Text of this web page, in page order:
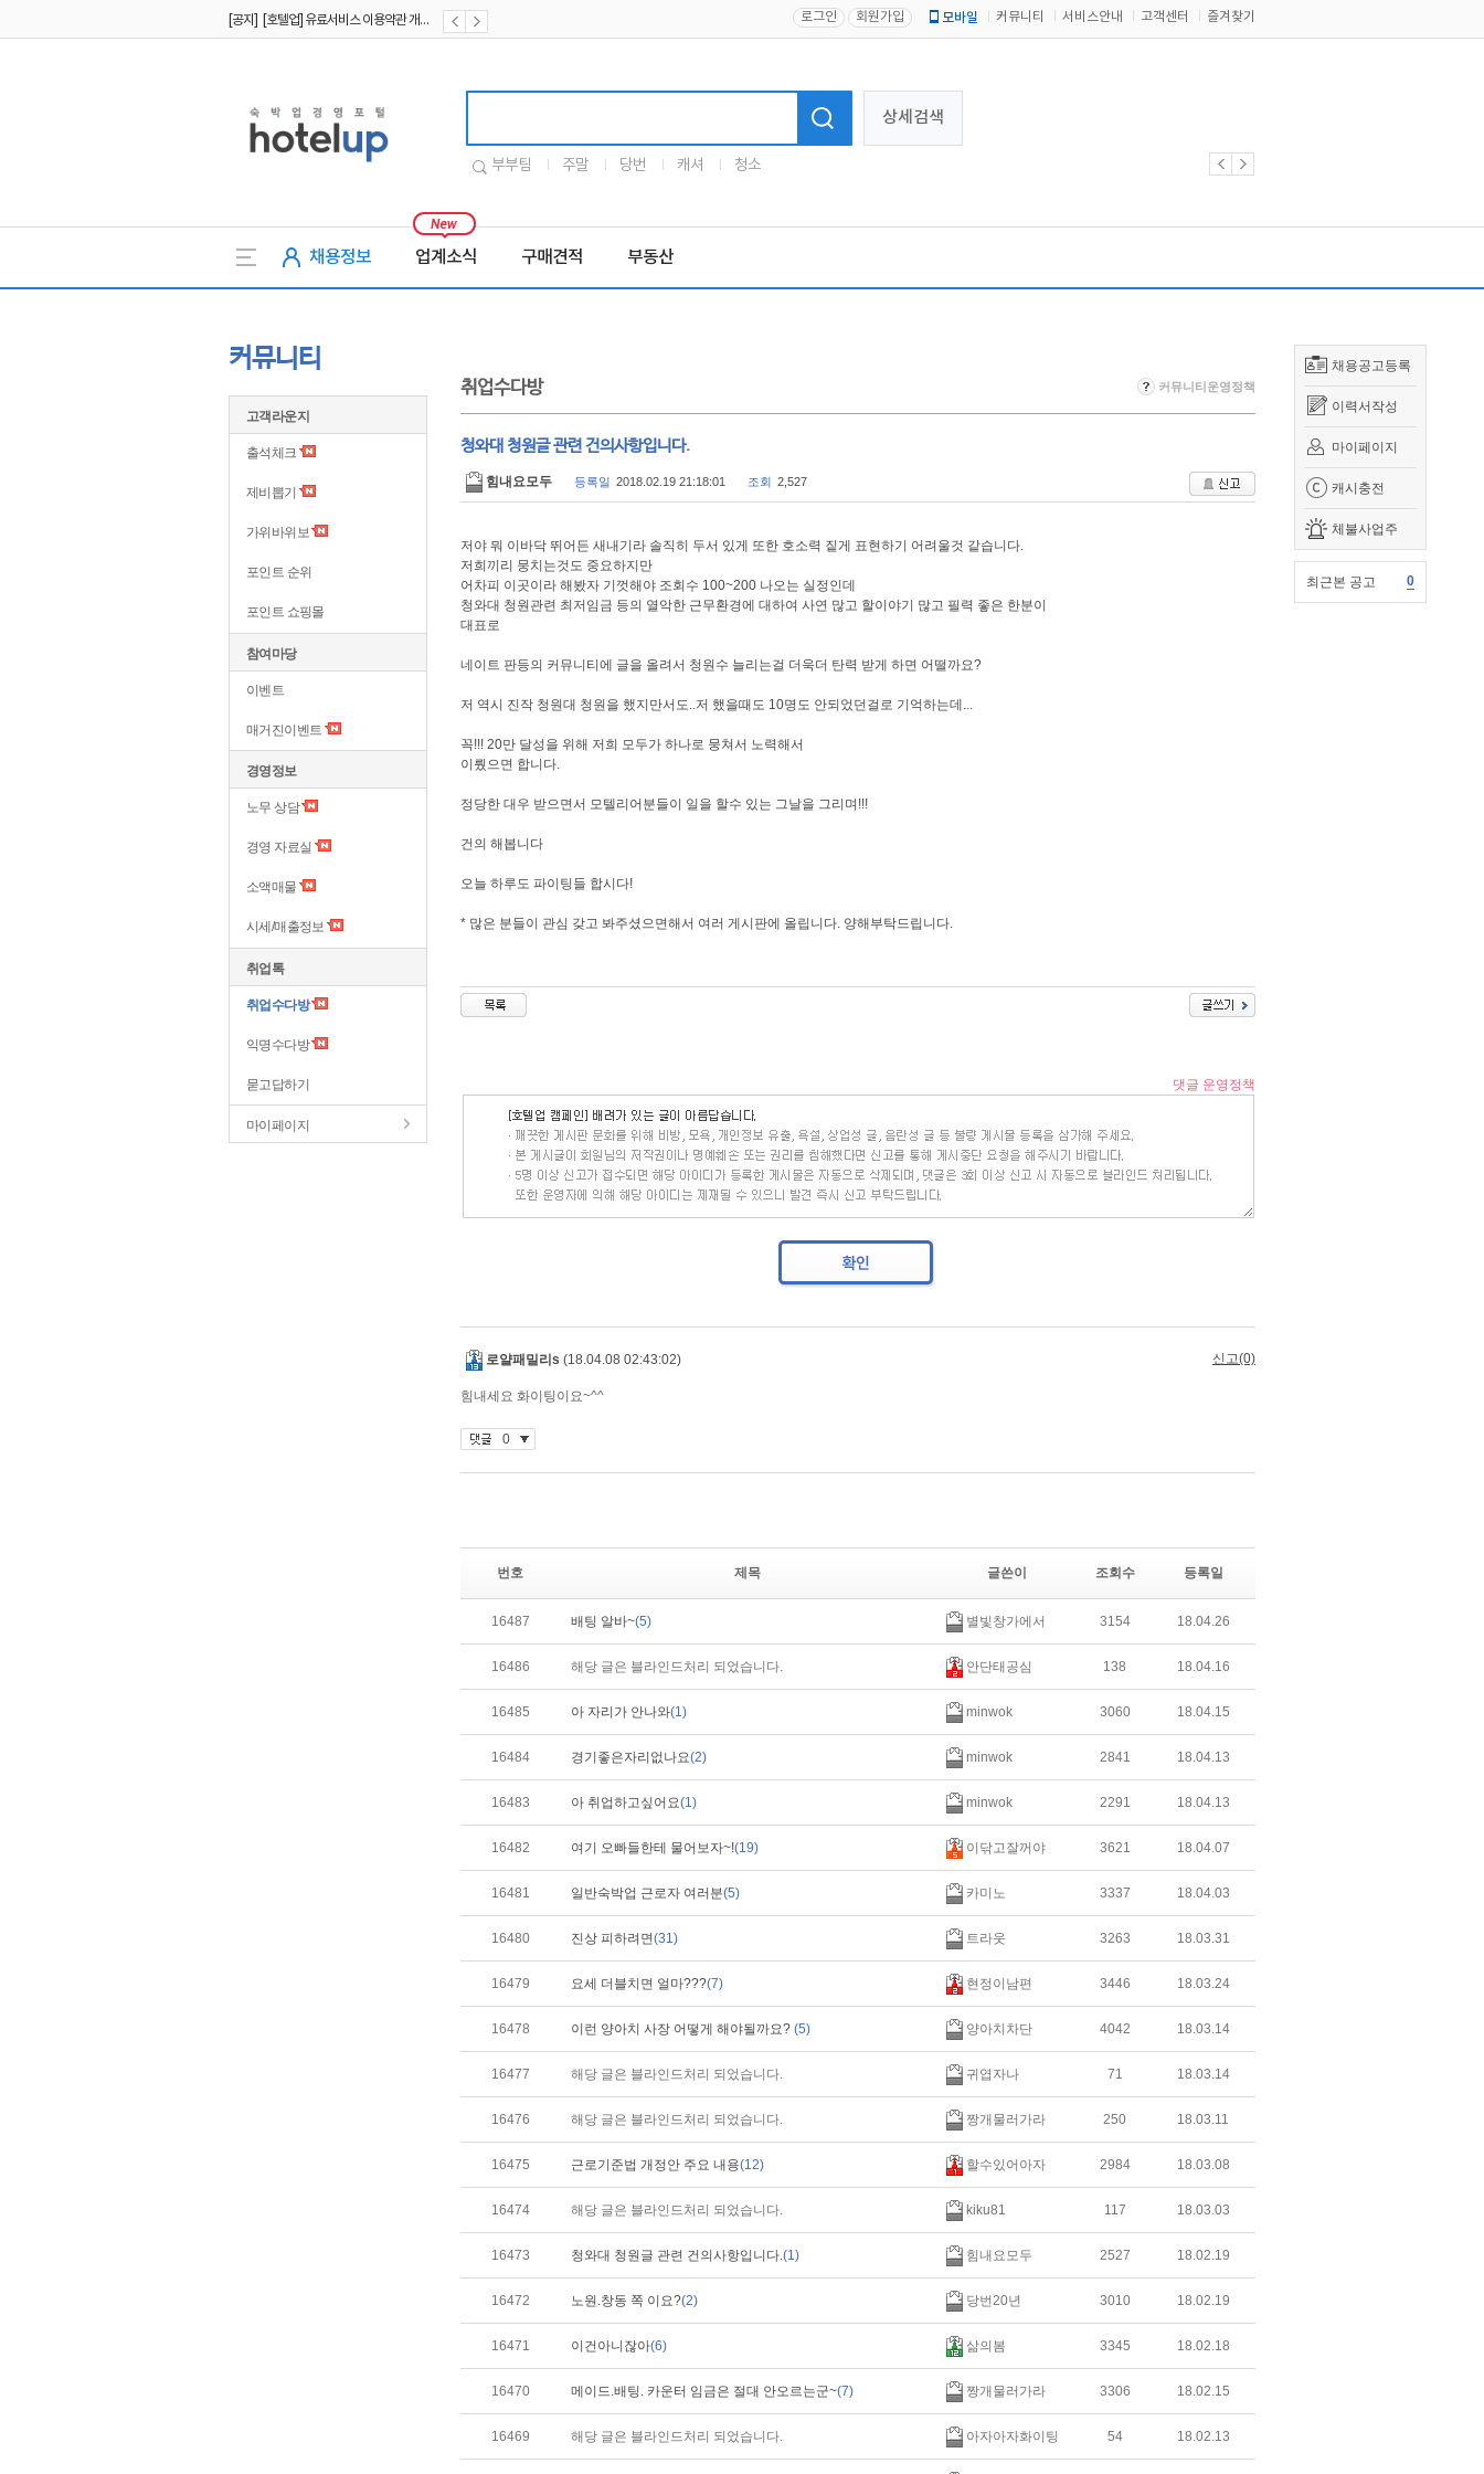
[공지] [호텔업] 유료서비스 이용약관 개정본2 (19.09.02) 로그인 회원가입 모바일 커뮤니티 서비스안내 고객센터 즐겨찾기
상세검색
부부팀 주말 당번 캐셔 청소
채용정보 업계소식 구매견적 부동산
채용공고등록
이력서작성
마이페이지
캐시충전
체불사업주
최근본 공고 0
커뮤니티
고객라운지
출석체크
제비뽑기
가위바위보
포인트 순위
포인트 쇼핑몰
참여마당
이벤트
매거진이벤트
경영정보
노무 상담
경영 자료실
소액매물
시세/매출정보
취업톡
취업수다방
익명수다방
묻고답하기
마이페이지
취업수다방 커뮤니티운영정책
청와대 청원글 관련 건의사항입니다.
힘내요모두 등록일 2018.02.19 21:18:01 조회 2,527
저야 뭐 이바닥 뛰어든 새내기라 솔직히 두서 있게 또한 호소력 짙게 표현하기 어려울것 같습니다.
저희끼리 뭉치는것도 중요하지만
어차피 이곳이라 해봤자 기껏해야 조회수 100~200 나오는 실정인데
청와대 청원관련 최저임금 등의 열악한 근무환경에 대하여 사연 많고 할이야기 많고 필력 좋은 한분이
대표로
네이트 판등의 커뮤니티에 글을 올려서 청원수 늘리는걸 더욱더 탄력 받게 하면 어떨까요?
저 역시 진작 청원대 청원을 했지만서도..저 했을때도 10명도 안되었던걸로 기억하는데...
꼭!!! 20만 달성을 위해 저희 모두가 하나로 뭉쳐서 노력해서
이뤘으면 합니다.
정당한 대우 받으면서 모텔리어분들이 일을 할수 있는 그날을 그리며!!!
건의 해봅니다
오늘 하루도 파이팅들 합시다!
* 많은 분들이 관심 갖고 봐주셨으면해서 여러 게시판에 올립니다. 양해부탁드립니다.
번호 제목 글쓴이 조회수 등록일
16487 배팅 알바~(5) 별빛창가에서 3154 18.04.26
16486 해당 글은 블라인드처리 되었습니다. 안단태공심 138 18.04.16
16485 아 자리가 안나와(1) minwok 3060 18.04.15
16484 경기좋은자리없나요(2) minwok 2841 18.04.13
16483 아 취업하고싶어요(1) minwok 2291 18.04.13
16482 여기 오빠들한테 물어보자~!(19) 이닦고잘꺼야 3621 18.04.07
16481 일반숙박업 근로자 여러분(5) 카미노 3337 18.04.03
16480 진상 피하려면(31) 트라웃 3263 18.03.31
16479 요세 더블치면 얼마???(7) 현정이남편 3446 18.03.24
16478 이런 양아치 사장 어떻게 해야될까요? (5) 양아치차단 4042 18.03.14
16477 해당 글은 블라인드처리 되었습니다. 귀엽자나 71 18.03.14
16476 해당 글은 블라인드처리 되었습니다. 짱개물러가라 250 18.03.11
16475 근로기준법 개정안 주요 내용(12) 할수있어아자 2984 18.03.08
16474 해당 글은 블라인드처리 되었습니다. kiku81 117 18.03.03
16473 청와대 청원글 관련 건의사항입니다.(1) 힘내요모두 2527 18.02.19
16472 노원.창동 쪽 이요?(2) 당번20년 3010 18.02.19
16471 이건아니잖아(6) 삶의봄 3345 18.02.18
16470 메이드.배팅. 카운터 임금은 절대 안오르는군~(7) 짱개물러가라 3306 18.02.15
16469 해당 글은 블라인드처리 되었습니다. 아자아자화이팅 54 18.02.13